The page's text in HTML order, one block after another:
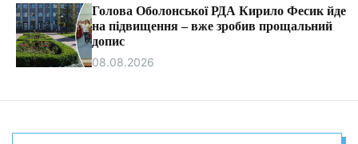
Голова Оболонської РДА Кирило Фесик йде
на підвищення – вже зробив прощальний
допис
08.08.2026